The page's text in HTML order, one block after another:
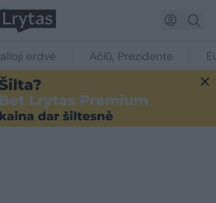
erdvė Ačiū, Prezidente